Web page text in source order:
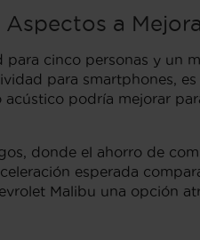
a
cinco personas y un
para smartphones,
podría mejorar
donde el ahorro de
esperada
Malibu una opción